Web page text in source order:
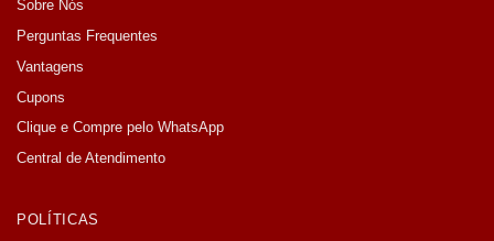
Sobre Nós
Perguntas Frequentes
Vantagens
Cupons
Clique e Compre pelo WhatsApp
Central de Atendimento
POLÍTICAS